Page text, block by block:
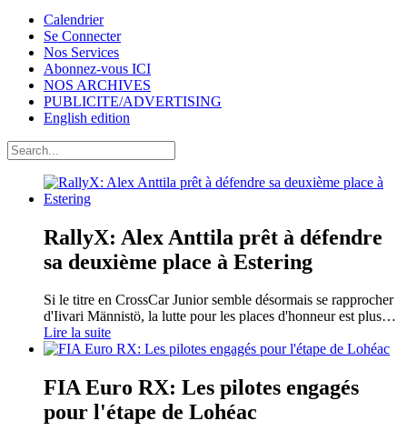
Calendrier
Se Connecter
Nos Services
Abonnez-vous ICI
NOS ARCHIVES
PUBLICITE/ADVERTISING
English edition
RallyX: Alex Anttila prêt à défendre
sa deuxième place à Estering
Si le titre en CrossCar Junior semble désormais se rapprocher
d'Iivari Männistö, la lutte pour les places d'honneur est plus…
Lire la suite
FIA Euro RX: Les pilotes engagés
pour l'étape de Lohéac